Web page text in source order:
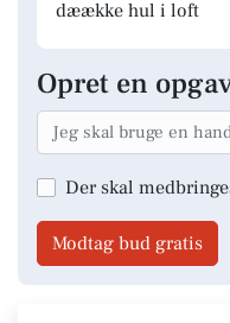
dæække hul i loft
Opret en
Der skal
Modtag bud gratis